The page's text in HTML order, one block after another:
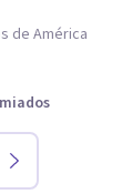
de América